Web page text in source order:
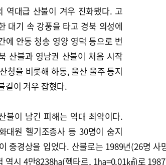
역대급 산불이 겨우 진화됐다. 고
대기 속 강풍을 타고 경북 의성에
에 안동 청송 영양 영덕 등으로 번
산불과 영남권 산불이 처음 시작
청을 비롯해 하동, 울산 울주 등지
길이 겨우 잡혔다.
불이 남긴 피해는 역대 최악이다.
대원 헬기조종사 등 30명이 숨지
중경상을 입었다. 산불로는 1989년(26명 사
역시 4만8238㏊(헥타르, 1㏊=0.01㎢)로